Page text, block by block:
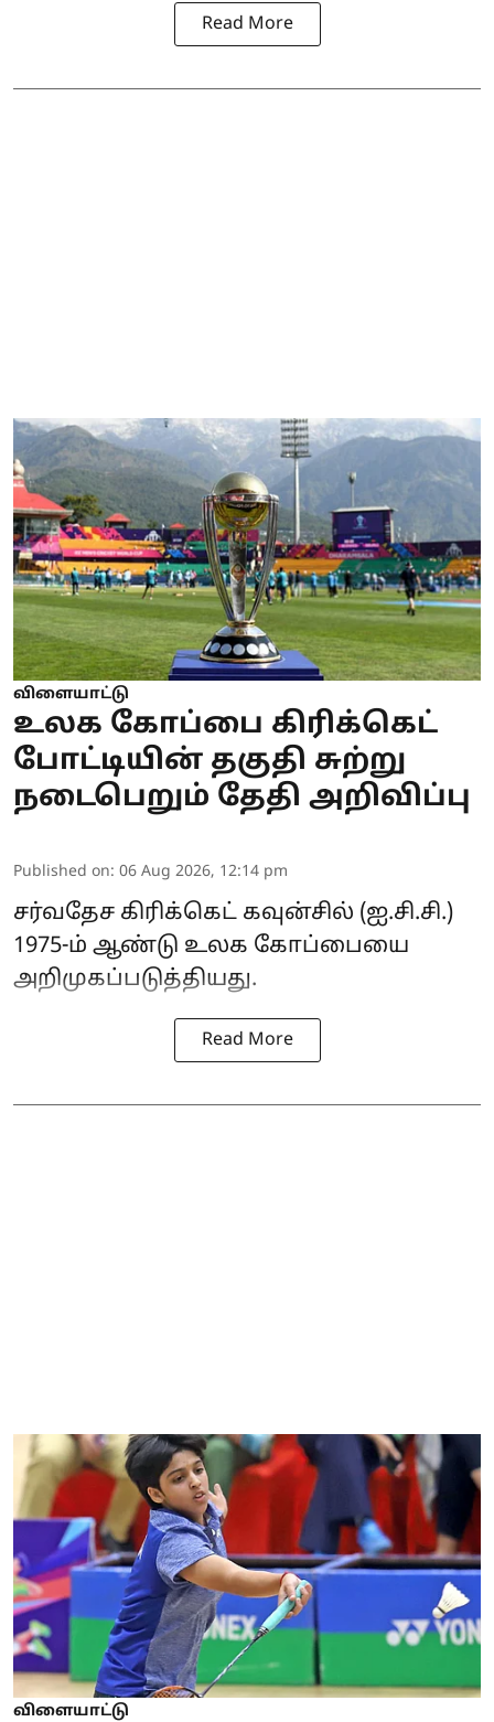
Read More
விளையாட்டு
உலக கோப்பை கிரிக்கெட்
போட்டியின் தகுதி சுற்று
நடைபெறும் தேதி அறிவிப்பு
Published on: 06 Aug 2026, 12:14 pm
சர்வதேச கிரிக்கெட் கவுன்சில் (ஐ.சி.சி.)
1975-ம் ஆண்டு உலக கோப்பையை
அறிமுகப்படுத்தியது.
Read More
விளையாட்டு